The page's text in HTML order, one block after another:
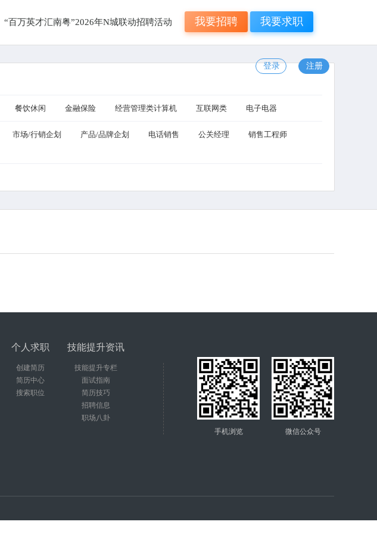
“百万英才汇南粤”2026年N城联动招聘活动 我要招聘 我要求职
登录
注册
餐饮休闲 金融保险 经营管理类计算机 互联网类 电子电器
市场/行销企划 产品/品牌企划 电话销售 公关经理
销售工程师
个人求职
创建简历
简历中心
搜索职位
技能提升资讯
技能提升专栏
面试指南
简历技巧
招聘信息
职场八卦
微信公众号
手机浏览